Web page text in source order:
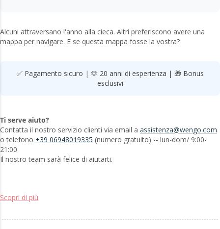
Alcuni attraversano l'anno alla cieca. Altri preferiscono avere una
mappa per navigare. E se questa mappa fosse la vostra?
✅ Pagamento sicuro | 🫶 20 anni di esperienza | 🎁 Bonus
esclusivi
Ti serve aiuto?
Contatta il nostro servizio clienti via email a assistenza@wengo.com
o telefono +39 06948019335
21:00
Il nostro team sarà felice di aiutarti.
Scopri di più